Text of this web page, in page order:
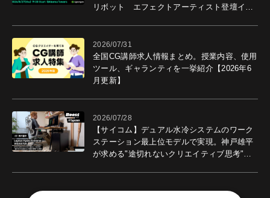
リボット エフェクトアーティスト登壇イベ
2026/07/31
全国CG講師求人情報まとめ。授業内容、使用
ツール、ギャランティを一挙紹介【2026年6
月更新】
2026/07/28
【サイコム】デュアル水冷システムのワーク
ステーション最上位モデルで実現。神戸雄平
が求める"途切れないクリエイティブ思考"｜